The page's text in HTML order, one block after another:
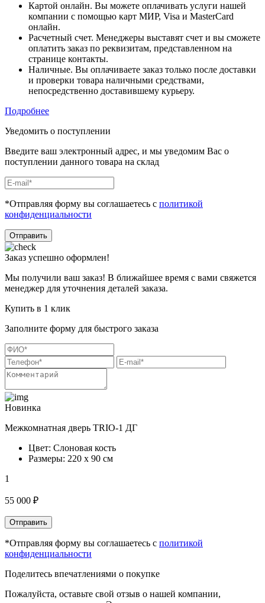
Картой онлайн. Вы можете оплачивать услуги нашей
компании с помощью карт МИР, Visa и MasterCard
онлайн.
Расчетный счет. Менеджеры выставят счет и вы сможете
оплатить заказ по реквизитам, представленном на
странице контакты.
Наличные. Вы оплачиваете заказ только после доставки
и проверки товара наличными средствами,
непосредственно доставившему курьеру.
Подробнее
Уведомить о поступлении
Введите ваш электронный адрес, и мы уведомим Вас о
поступлении данного товара на склад
*Отправляя форму вы соглашаетесь с политикой
конфиденциальности
Отправить
Заказ успешно оформлен!
Мы получили ваш заказ! В ближайшее время с вами свяжется
менеджер для уточнения деталей заказа.
Купить в 1 клик
Заполните форму для быстрого заказа
Новинка
Межкомнатная дверь TRIO-1 ДГ
Цвет: Слоновая кость
Размеры: 220 х 90 см
1
55 000 ₽
Отправить
*Отправляя форму вы соглашаетесь с политикой
конфиденциальности
Поделитесь впечатлениями о покупке
Пожалуйста, оставьте свой отзыв о нашей компании,